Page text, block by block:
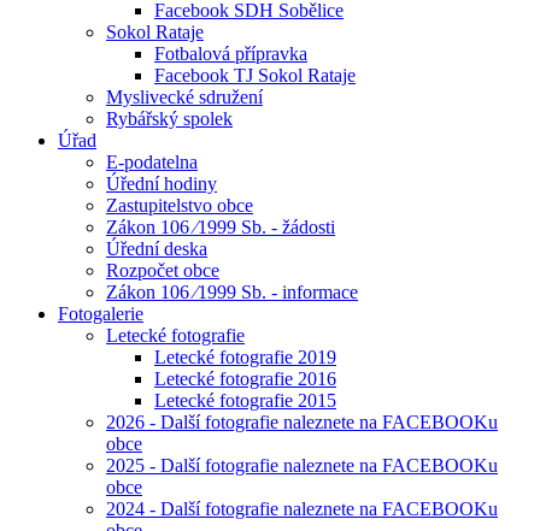
Facebook SDH Sobělice
Sokol Rataje
Fotbalová přípravka
Facebook TJ Sokol Rataje
Myslivecké sdružení
Rybářský spolek
Úřad
E-podatelna
Úřední hodiny
Zastupitelstvo obce
Zákon 106 ⁄1999 Sb. - žádosti
Úřední deska
Rozpočet obce
Zákon 106 ⁄1999 Sb. - informace
Fotogalerie
Letecké fotografie
Letecké fotografie 2019
Letecké fotografie 2016
Letecké fotografie 2015
2026 - Další fotografie naleznete na FACEBOOKu
obce
2025 - Další fotografie naleznete na FACEBOOKu
obce
2024 - Další fotografie naleznete na FACEBOOKu